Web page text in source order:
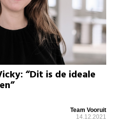
“Dit is de ideale
Team Vooruit
14.12.2021